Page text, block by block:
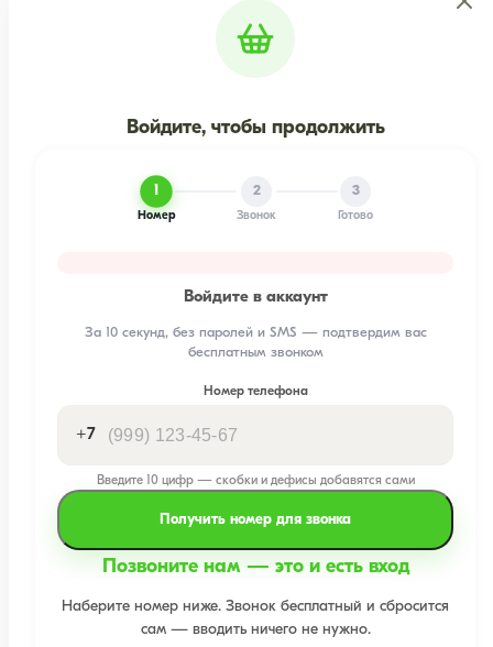
Войдите, чтобы продолжить
1
Номер
2
Звонок
3
Готово
Войдите в аккаунт
За 10 секунд, без паролей и SMS — подтвердим вас
бесплатным звонком
Номер телефона
+7
Введите 10 цифр — скобки и дефисы добавятся сами
Получить номер для звонка
Позвоните нам — это и есть вход
Наберите номер ниже. Звонок бесплатный и сбросится
сам — вводить ничего не нужно.